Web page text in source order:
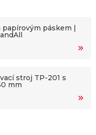
papírovým páskem |
stroj TP-201 s
mm